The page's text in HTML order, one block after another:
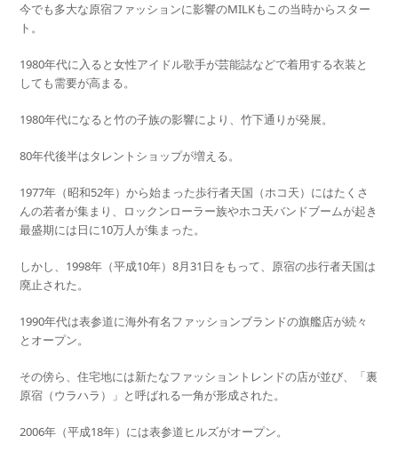
今でも多大な原宿ファッションに影響のMILKもこの当時からスター
ト。
1980年代に入ると女性アイドル歌手が芸能誌などで着用する衣装と
しても需要が高まる。
1980年代になると竹の子族の影響により、竹下通りが発展。
80年代後半はタレントショップが増える。
1977年（昭和52年）から始まった歩行者天国（ホコ天）にはたくさ
んの若者が集まり、ロックンローラー族やホコ天バンドブームが起き
最盛期には日に10万人が集まった。
しかし、1998年（平成10年）8月31日をもって、原宿の歩行者天国は
廃止された。
1990年代は表参道に海外有名ファッションブランドの旗艦店が続々
とオープン。
その傍ら、住宅地には新たなファッショントレンドの店が並び、「裏
原宿（ウラハラ）」と呼ばれる一角が形成された。
2006年（平成18年）には表参道ヒルズがオープン。